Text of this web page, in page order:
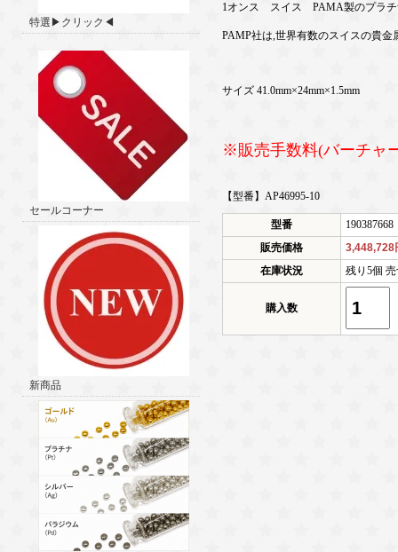
特選▶クリック◀
セールコーナー
新商品
1オンス スイス PAMA製のプラチ
PAMP社は,世界有数のスイスの貴金
サイズ 41.0mm×24mm×1.5mm
※販売手数料(バーチャ
【型番】AP46995-10
型番
190387668
販売価格
3,448,728
在庫状況
残り5個
購入数